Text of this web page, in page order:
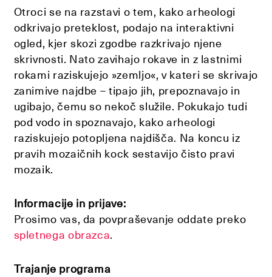
Otroci se na razstavi o tem, kako arheologi
odkrivajo preteklost, podajo na interaktivni
ogled, kjer skozi zgodbe razkrivajo njene
skrivnosti. Nato zavihajo rokave in z lastnimi
rokami raziskujejo »zemljo«, v kateri se skrivajo
zanimive najdbe – tipajo jih, prepoznavajo in
ugibajo, čemu so nekoč služile. Pokukajo tudi
pod vodo in spoznavajo, kako arheologi
raziskujejo potopljena najdišča. Na koncu iz
pravih mozaičnih kock sestavijo čisto pravi
mozaik.
Informacije in prijave:
Prosimo vas, da povpraševanje oddate preko
spletnega obrazca.
Trajanje programa